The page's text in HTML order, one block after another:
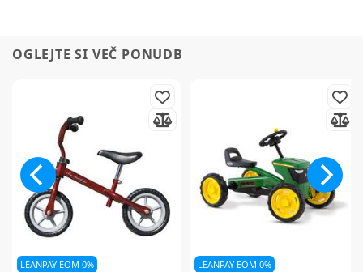
OGLEJTE SI VEČ PONUDB
LEANPAY EOM 0% LEANPAY EOM 0%